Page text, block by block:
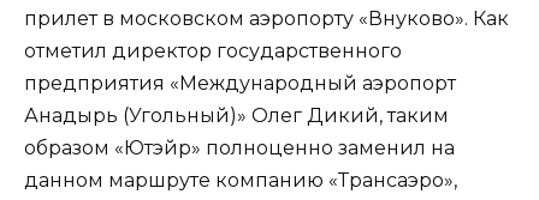
прилет в московском аэропорту «Внуково». Как
отметил директор государственного
предприятия «Международный аэропорт
Анадырь (Угольный)» Олег Дикий, таким
образом «Ютэйр» полноценно заменил на
данном маршруте компанию «Трансаэро»,